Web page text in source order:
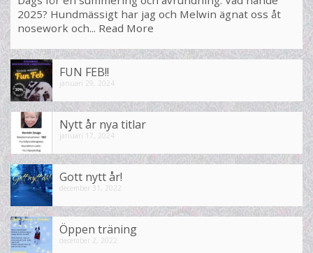
2025? Hundmässigt har jag och Melwin ägnat oss åt
nosework och... Read More
FUN FEB!!
januari 29, 2024
Nytt år nya titlar
januari 17, 2024
Gott nytt år!
december 31, 2022
Öppen träning
december 2, 2022